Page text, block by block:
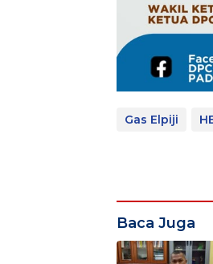
Gas Elpiji
Baca Juga